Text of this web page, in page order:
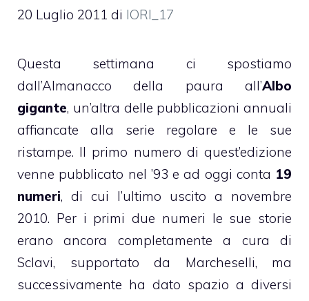
20 Luglio 2011 di IORI_17
Questa settimana ci spostiamo
dall’Almanacco della paura all’Albo
gigante, un’altra delle pubblicazioni annuali
affiancate alla serie regolare e le sue
ristampe. Il primo numero di quest’edizione
venne pubblicato nel ’93 e ad oggi conta 19
numeri, di cui l’ultimo uscito a novembre
2010. Per i primi due numeri le sue storie
erano ancora completamente a cura di
Sclavi, supportato da Marcheselli, ma
successivamente ha dato spazio a diversi